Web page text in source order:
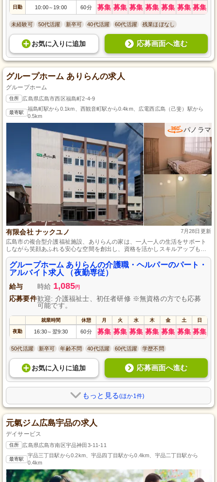
日勤 10:00～ 19:00 60分 募集 募集 募集 募集 募集 募集 募集
未経験可 50代活躍 新卒可 40代活躍 60代活躍 残業ほぼなし
お気に入り に追加 応募画面へ進む
グループホーム ありらんの求人
グループホーム
住所 広島県広島市西区福島町2-4-9
最寄駅
福島町駅から0.1km、西観音町駅から0.4km、広電西広島（己斐）駅から
0.5km
パノラマ
有限会社 ナックユノ 7月28日更新
広島市の複合型介護福祉施設、ありらんの家は、一人一人の生活をサポート
しながら笑顔あふれる安心な空間を創出し、資格を活かしスキルアップもで
きる働きやすい環境です。
グループホーム ありらんの介護職・ヘルパーのパート・
アルバイト求人 （夜勤専従）
給与 時給 1,085円
応募要件歓迎: 介護福祉士、初任者研修 ※無資格の方でも応募
可能です。
就業時間 休憩 月 火 水 木 金 土 日
夜勤 16:30～ 翌9:30 60分 募集 募集 募集 募集 募集 募集 募集
50代活躍 新卒可 年齢不問 40代活躍 60代活躍 学歴不問
お気に入り に追加 応募画面へ進む
もっと見る(ほか1件)
元氣ジム広島宇品の求人
デイサービス
住所 広島県広島市南区宇品神田3-11-11
最寄駅
宇品三丁目駅から0.2km、宇品四丁目駅から0.4km、宇品二丁目駅から
0.4km